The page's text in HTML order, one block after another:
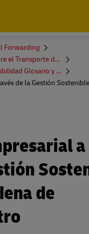
Forwarding
Centro Educativo sobre el Transporte de Mercancías
Enfoque en la Sostenibilidad Glosario y Más
de